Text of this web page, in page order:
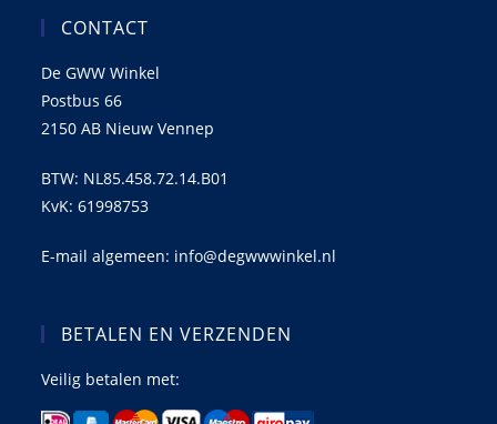
CONTACT
De GWW Winkel
Postbus 66
2150 AB Nieuw Vennep
BTW: NL85.458.72.14.B01
KvK: 61998753
E-mail algemeen: info@degwwwinkel.nl
BETALEN EN VERZENDEN
Veilig betalen met: